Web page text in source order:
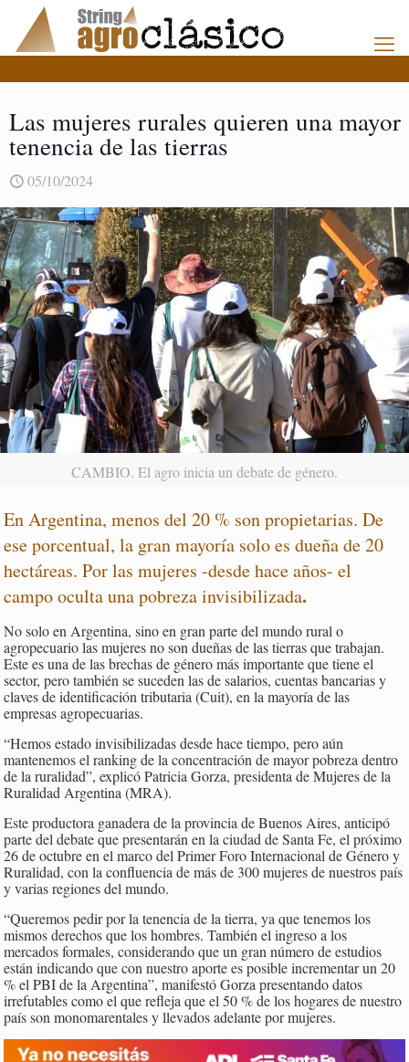
Las mujeres rurales quieren una mayor
tenencia de las tierras
05/10/2024
CAMBIO. El agro inicia un debate de género.
En Argentina, menos del 20 % son propietarias. De
ese porcentual, la gran mayoría solo es dueña de 20
hectáreas. Por las mujeres -desde hace años- el
campo oculta una pobreza invisibilizada.
No solo en Argentina, sino en gran parte del mundo rural o
agropecuario las mujeres no son dueñas de las tierras que trabajan.
Este es una de las brechas de género más importante que tiene el
sector, pero también se suceden las de salarios, cuentas bancarias y
claves de identificación tributaria (Cuit), en la mayoría de las
empresas agropecuarias.
“Hemos estado invisibilizadas desde hace tiempo, pero aún
mantenemos el ranking de la concentración de mayor pobreza dentro
de la ruralidad”, explicó Patricia Gorza, presidenta de Mujeres de la
Ruralidad Argentina (MRA).
Este productora ganadera de la provincia de Buenos Aires, anticipó
parte del debate que presentarán en la ciudad de Santa Fe, el próximo
26 de octubre en el marco del Primer Foro Internacional de Género y
Ruralidad, con la confluencia de más de 300 mujeres de nuestros país
y varias regiones del mundo.
“Queremos pedir por la tenencia de la tierra, ya que tenemos los
mismos derechos que los hombres. También el ingreso a los
mercados formales, considerando que un gran número de estudios
están indicando que con nuestro aporte es posible incrementar un 20
% el PBI de la Argentina”, manifestó Gorza presentando datos
irrefutables como el que refleja que el 50 % de los hogares de nuestro
país son monomarentales y llevados adelante por mujeres.